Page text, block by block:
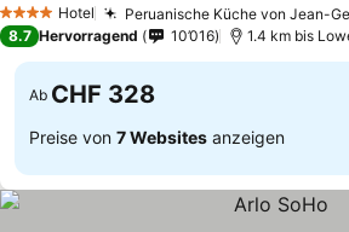
4 Sterne Hotel Peruanische Küche von Jean-
8.7 Hervorragend 10’016 1.4 km bis
Ab CHF 328
Preise von 7 Websites anzeigen